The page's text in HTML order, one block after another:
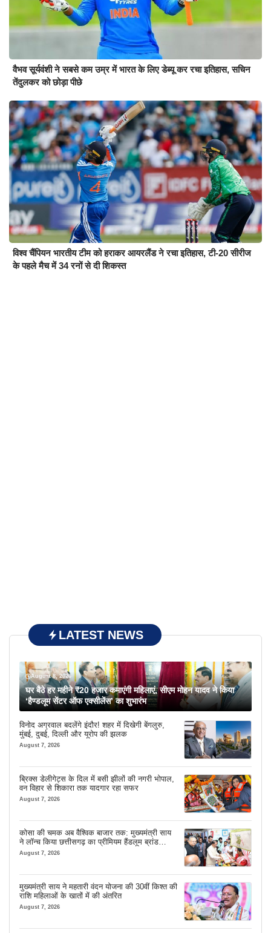
वैभव सूर्यवंशी ने सबसे कम उम्र में भारत के लिए डेब्यू कर रचा इतिहास, सचिन
तेंदुलकर को छोड़ा पीछे
विश्व चैंपियन भारतीय टीम को हराकर आयरलैंड ने रचा इतिहास, टी-20 सीरीज
के पहले मैच में 34 रनों से दी शिकस्त
LATEST NEWS
August 8, 2026
घर बैठे हर महीने ₹20 हजार कमाएंगी महिलाएं, सीएम मोहन यादव ने किया
‘हैण्डलूम सेंटर ऑफ एक्सीलेंस’ का शुभारंभ
विनोद अग्रवाल बदलेंगे इंदौर! शहर में दिखेगी बेंगलुरु,
मुंबई, दुबई, दिल्ली और यूरोप की झलक
August 7, 2026
ब्रिक्स डेलीगेट्स के दिल में बसी झीलों की नगरी भोपाल,
वन विहार से शिकारा तक यादगार रहा सफर
August 7, 2026
कोसा की चमक अब वैश्विक बाजार तक: मुख्यमंत्री साय
ने लॉन्च किया छत्तीसगढ़ का प्रीमियम हैंडलूम ब्रांड
‘कोशल फैब’
August 7, 2026
मुख्यमंत्री साय ने महतारी वंदन योजना की 30वीं किश्त की
राशि महिलाओं के खातों में की अंतरित
August 7, 2026